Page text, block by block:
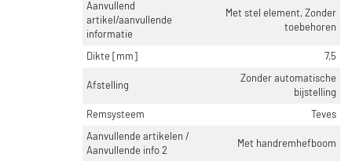
Aanvullend
artikel/aanvullende
informatie
Met stel element, Zonder
toebehoren
Dikte [mm] 7,5
Afstelling
Zonder automatische
bijstelling
Remsysteem
Teves
Aanvullende artikelen /
Aanvullende info 2
Met handremhefboom